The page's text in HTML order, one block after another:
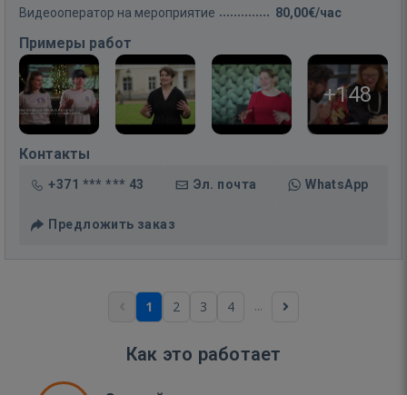
Видеооператор на мероприятие 80,00€/час
Примеры работ
+148
Контакты
+371 *** *** 43 Эл. почта WhatsApp
Предложить заказ
1 2 3 4 ...
Как это работает